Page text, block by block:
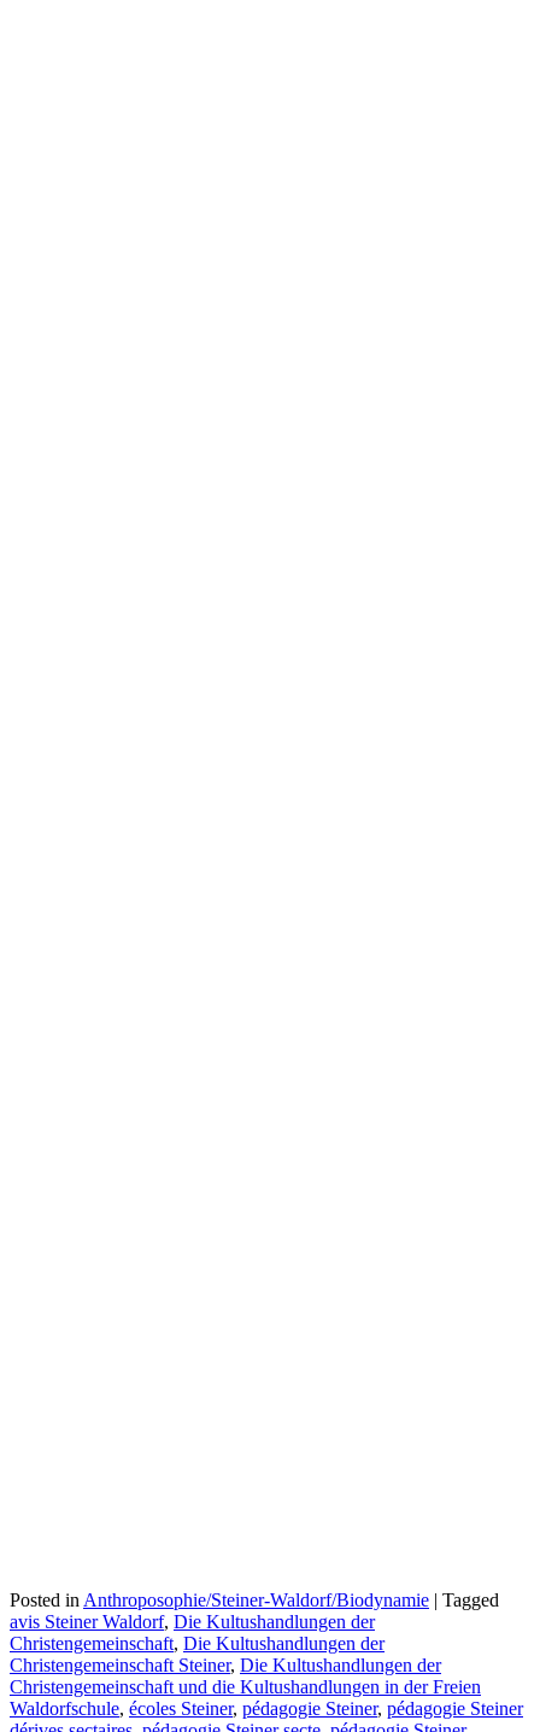
Posted inAnthroposophie/Steiner-Waldorf/Biodynamie | Tagged
avis Steiner Waldorf, Die Kultushandlungen der
Christengemeinschaft, Die Kultushandlungen der
Christengemeinschaft Steiner, Die Kultushandlungen der
Christengemeinschaft und die Kultushandlungen in der Freien
Waldorfschule, écoles Steiner, pédagogie Steiner, pédagogie Steiner